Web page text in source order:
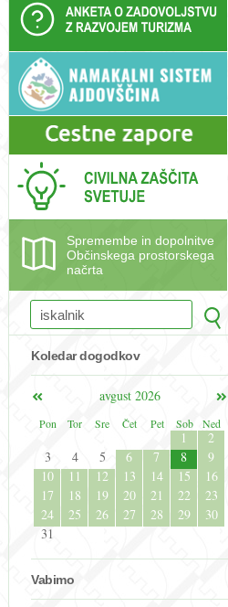
Spremembe in dopolnitve
Občinskega prostorskega
načrta
Koledar dogodkov
avgust 2026
Pon
Tor Sre Čet Pet Sob Ned
1
2
3
4 5 6 7 8
9
10
11 12 13 14 15
16
17
18 19 20 21 22
23
24
25 26 27 28 29
30
31
Vabimo